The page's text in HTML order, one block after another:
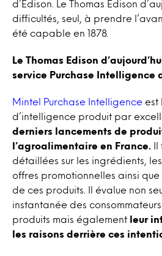
d’Edison. Le Thomas Edison
difficultés, seul, à prendre
été capable en 1878.
Le Thomas Edison
service Purchase Intelligence
Mintel Purchase Intelligence est
d’intelligence produit par
derniers lancements de
l’agroalimentaire en France.
Il
détaillées sur les ingrédients,
offres promotionnelles ainsi
de ces produits. Il évalue non
instantanée des
produits mais également
leur
les raisons derrière ces